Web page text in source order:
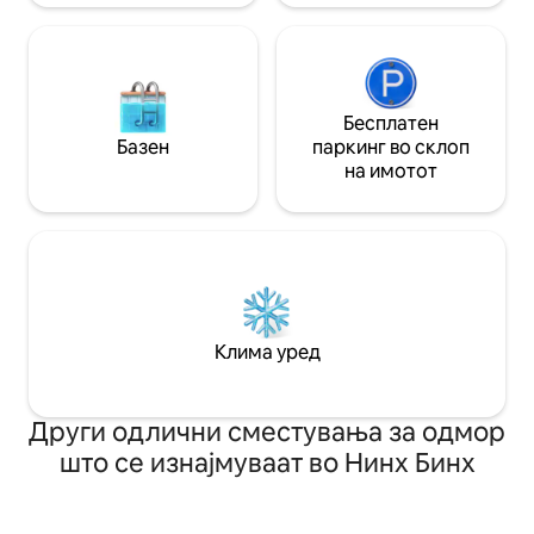
Базен
Бесплатен
паркинг во склоп
на имотот
Клима уред
Други одлични сместувања за одмор
што се изнајмуваат во Нинх Бинх